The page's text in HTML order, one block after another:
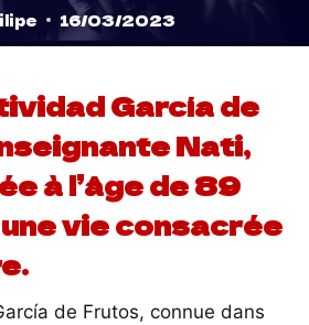
16/03/2023
García de
Nati,
à l’âge de 89
vie consacrée
de Frutos, connue dans